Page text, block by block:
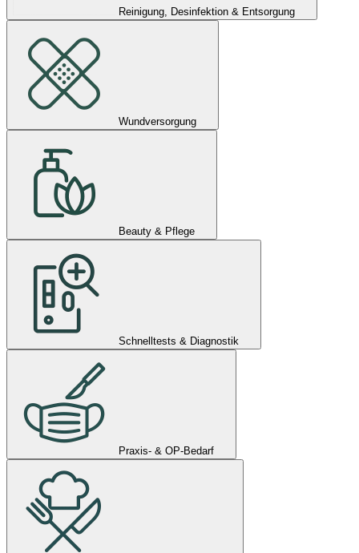
Reinigung, Desinfektion & Entsorgung
Wundversorgung
Beauty & Pflege
Schnelltests & Diagnostik
Praxis- & OP-Bedarf